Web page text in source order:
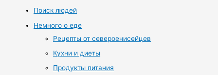
Поиск людей
Немного о еде
Рецепты от североенисейцев
Кухни и диеты
Продукты питания